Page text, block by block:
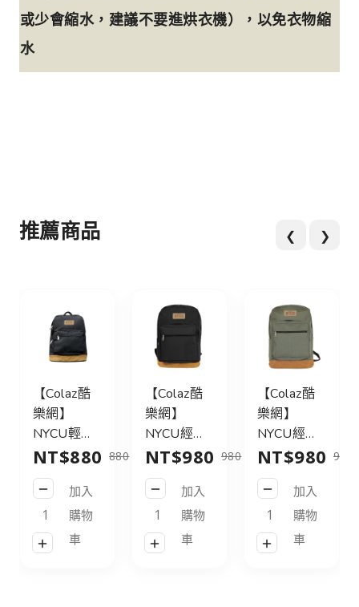
或少會縮水，建議不要進烘衣機），以免衣物縮
水
推薦商品 ❮ ❯
【Colaz酷
樂網】
NYCU輕旅
行後背包
21L_黑／
NYCU
Logo
Backpack
21L_Black
NT$880 880
加入
購物
車
【Colaz酷
樂網】
NYCU經典
後背包31L
皮標款_黑
／NYCU
Logo
Backpack
31L_Black
NT$980 980
加入
購物
車
【Colaz酷
樂網】
NYCU經典
後背包31L
皮標款_灰
綠／NYCU
Logo
Backpack
31L_Green
NT$980 980
加入
購物
車